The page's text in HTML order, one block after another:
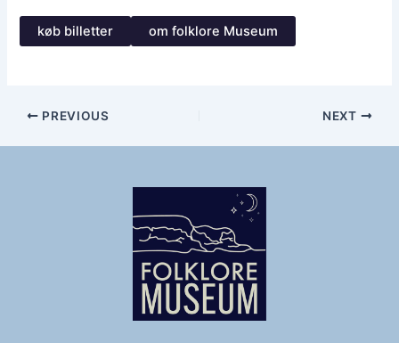
køb billetter om folklore Museum
PREVIOUS NEXT